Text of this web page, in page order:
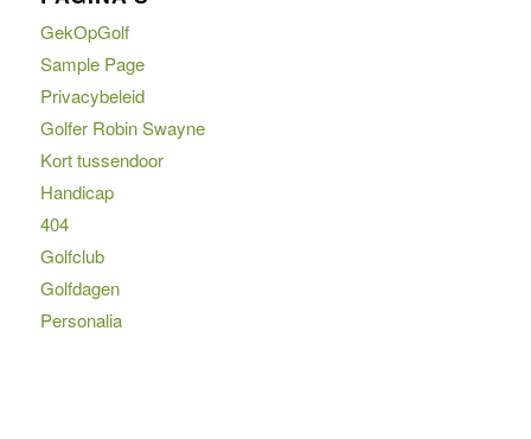
GekOpGolf
Sample Page
Privacybeleid
Golfer Robin Swayne
Kort tussendoor
Handicap
404
Golfclub
Golfdagen
Personalia